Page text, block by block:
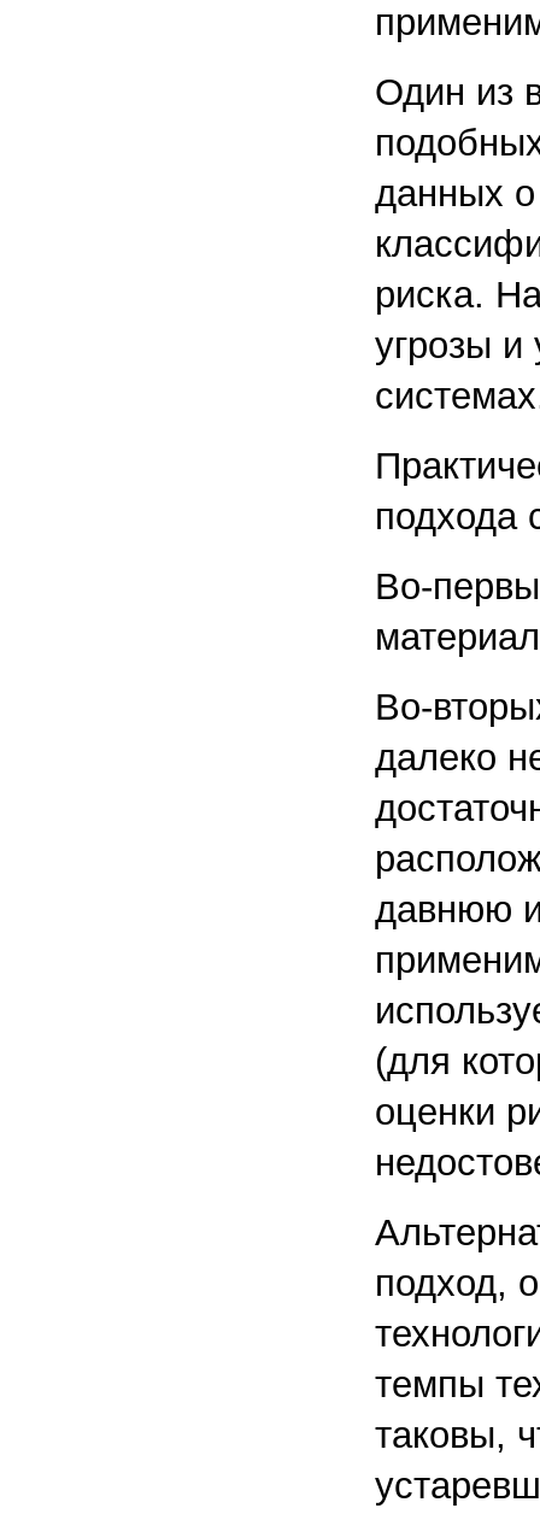
Один из
данных
риска.
угрозы и
подхода
Во-
Во-
далеко
давнюю
(для
оценки
подход,
темпы
таковы,